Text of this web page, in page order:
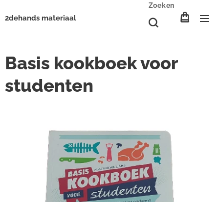
2dehands materiaal
Zoeken
Basis kookboek voor
studenten